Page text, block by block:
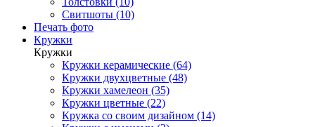
Свитшоты (10)
Печать фото
Кружки
Кружки
Кружки керамические (64)
Кружки двухцветные (48)
Кружки хамелеон (35)
Кружки цветные (22)
Кружка со своим дизайном (14)